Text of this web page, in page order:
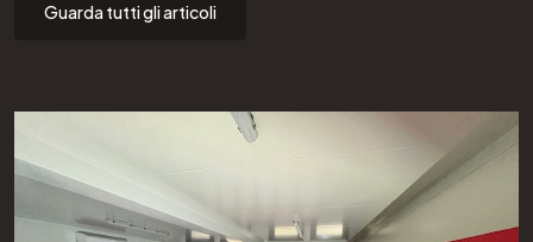
Guarda tutti gli articoli